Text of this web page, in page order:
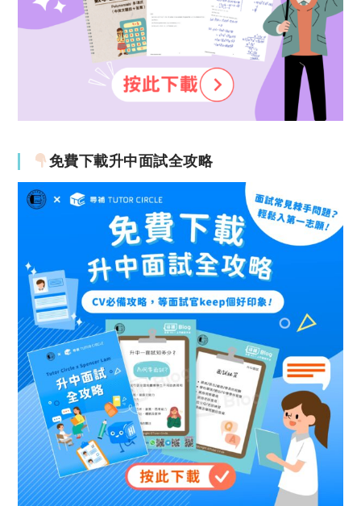
免費下載升中面試全攻略